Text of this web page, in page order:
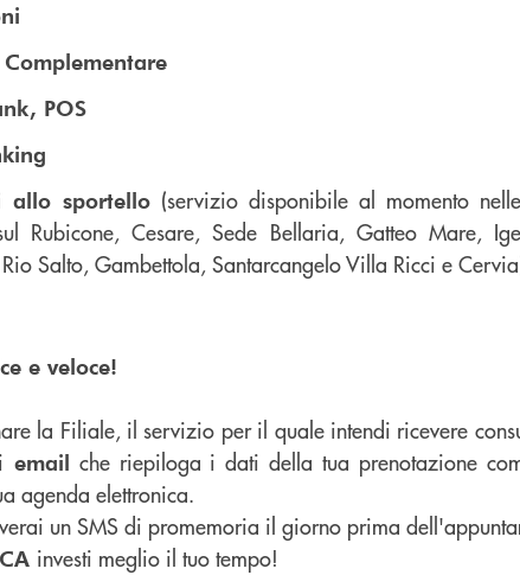
Complementare
POS
allo sportello (servizio disponibile al momento
Rubicone, Cesare, Sede Bellaria, Gatteo Mare,
Salto, Gambettola, Santarcangelo Villa Ricci e
e veloce!
la Filiale, il servizio per il quale intendi ricevere
email che riepiloga i dati della tua prenotazione
agenda elettronica.
un SMS di promemoria il giorno prima
investi meglio il tuo tempo!